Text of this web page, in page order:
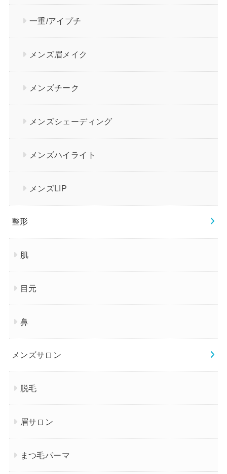
一重/アイプチ
メンズ眉メイク
メンズチーク
メンズシェーディング
メンズハイライト
メンズLIP
整形
肌
目元
鼻
メンズサロン
脱毛
眉サロン
まつ毛パーマ